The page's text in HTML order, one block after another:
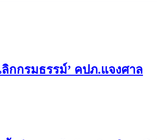
กกรมธรรม์’ คปภ.แจงศาล